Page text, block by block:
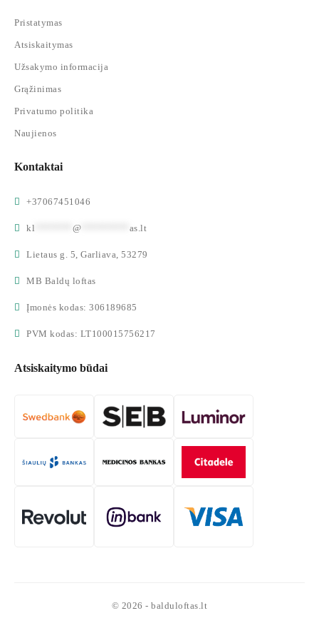
Pristatymas
Atsiskaitymas
Užsakymo informacija
Grąžinimas
Privatumo politika
Naujienos
Kontaktai
+37067451046
kl @ as.lt
Lietaus g. 5, Garliava, 53279
MB Baldų loftas
Įmonės kodas: 306189685
PVM kodas: LT100015756217
Atsiskaitymo būdai
© 2026 - balduloftas.lt